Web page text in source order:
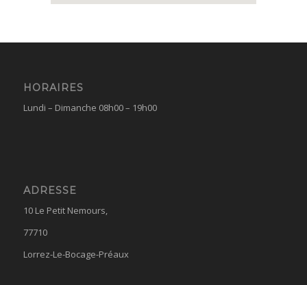
HORAIRES
Lundi – Dimanche 08h00 – 19h00
ADRESSE
10 Le Petit Nemours,
77710
Lorrez-Le-Bocage-Préaux